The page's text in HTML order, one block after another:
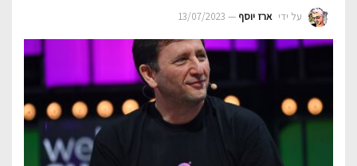
על ידי ארז יוסף 13/07/2023